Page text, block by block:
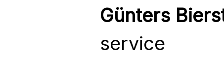
Günters
service